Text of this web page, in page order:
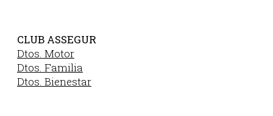
CLUB ASSEGUR
Dtos. Motor
Dtos. Familia
Dtos. Bienestar